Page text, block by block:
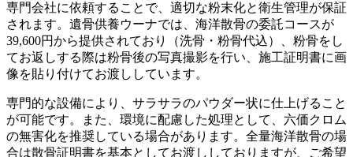
専門会社に依頼することで、適切な粉末化と衛生管理が保証
されます。遺骨供養ウーナでは、海洋散骨の委託コースが
39,600円から提供されており（洗骨・粉骨代込）、粉骨をし
てお返しする際は粉骨後の写真撮影を行い、施工証明書に画
像を貼り付けてお渡ししています。
専門的な設備により、サラサラのパウダー状に仕上げること
が可能です。また、環境に配慮した処理として、六価クロム
の無害化を推奨している場合があります。全量海洋散骨の場
合は散骨証明書を基本としてお渡ししておりますが、ご希望